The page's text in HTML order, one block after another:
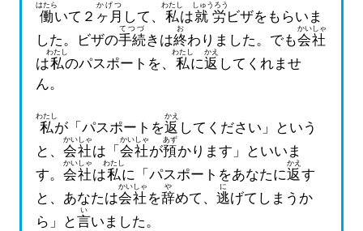
働
はたら
いて２ ヶ月
かげつ
して、 私
わたし
は就労
しゅうろう
ビザをもらいま
した。ビザの手続
てつづ
きは終
お
わりました。でも会社
かいしゃ
は私
わたし
のパスポートを、 私
わたし
に返
かえ
してくれませ
ん。
私
わたし
が「パスポートを返
かえ
してください」という
と、 会社
かいしゃ
は「 会社
かいしゃ
が預
あず
かります」といいま
す。 会社
かいしゃ
は私
わたし
に「パスポートをあなたに返
かえ
す
と、あなたは会社
かいしゃ
を辞
や
めて、 逃
に
げてしまうか
ら」と言
い
いました。